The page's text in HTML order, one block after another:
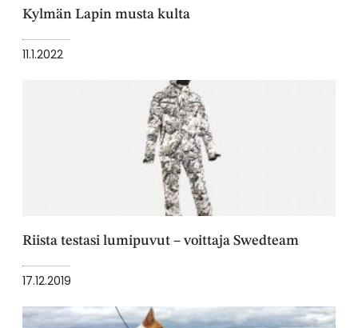
Kylmän Lapin musta kulta
11.1.2022
Riista testasi lumipuvut – voittaja Swedteam
17.12.2019